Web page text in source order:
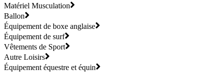
Matériel Musculation
Ballon
Équipement de boxe anglaise
Équipement de surf
Vêtements de Sport
Autre Loisirs
Équipement équestre et équin